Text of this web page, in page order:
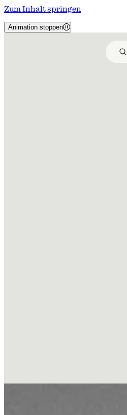
Zum Inhalt springen
Animation stoppen